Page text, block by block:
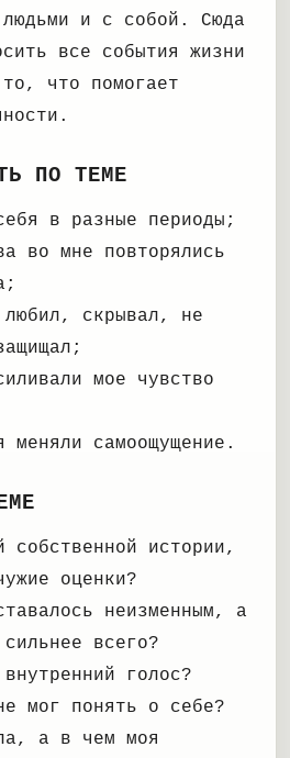
и с собой. Сюда
все события жизни
что помогает
ПО ТЕМЕ
в разные периоды;
во мне повторялись
скрывал, не
мое чувство
меняли самоощущение.
истории,
оценки?
неизменным, а
всего?
голос?
мог понять о себе?
а в чем моя